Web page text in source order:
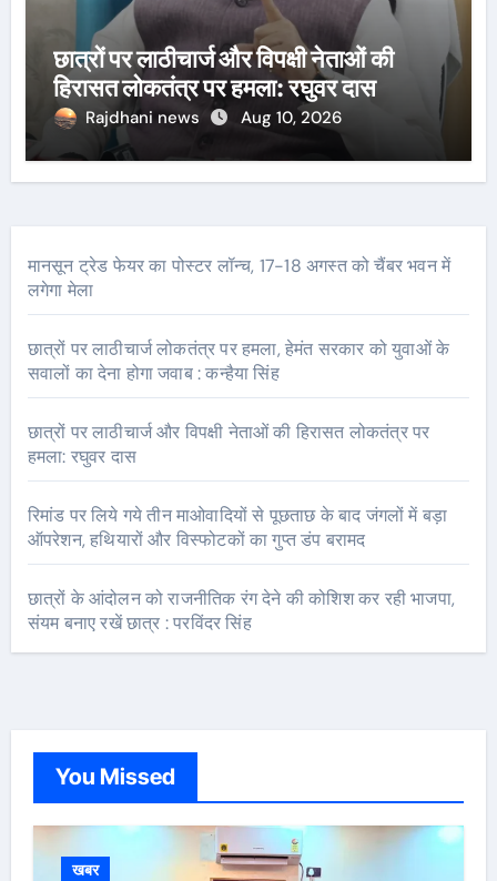
छात्रों पर लाठीचार्ज और विपक्षी नेताओं की
हिरासत लोकतंत्र पर हमला: रघुवर दास
Rajdhani news Aug 10, 2026
मानसून ट्रेड फेयर का पोस्टर लॉन्च, 17-18 अगस्त को चैंबर भवन में
लगेगा मेला
छात्रों पर लाठीचार्ज लोकतंत्र पर हमला, हेमंत सरकार को युवाओं के
सवालों का देना होगा जवाब : कन्हैया सिंह
छात्रों पर लाठीचार्ज और विपक्षी नेताओं की हिरासत लोकतंत्र पर
हमला: रघुवर दास
रिमांड पर लिये गये तीन माओवादियों से पूछताछ के बाद जंगलों में बड़ा
ऑपरेशन, हथियारों और विस्फोटकों का गुप्त डंप बरामद
छात्रों के आंदोलन को राजनीतिक रंग देने की कोशिश कर रही भाजपा,
संयम बनाए रखें छात्र : परविंदर सिंह
You Missed
खबर